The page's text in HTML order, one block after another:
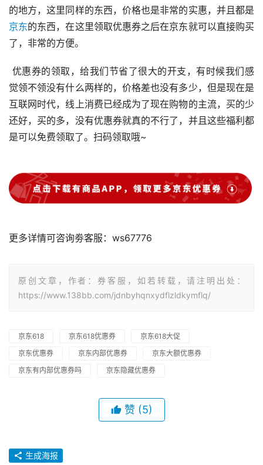
的地方，这里同样的东西，价格也是非常的实惠，并且都是
京东的东西，在这里领取优惠券之后在京东就可以直接购买
了，非常的方便。
觉领不领没有什么两样的，价格差也没有多少，但是现在是
互联网时代，线上消费已经成为了现在购物的主流，买的少
还好，买的多，没有优惠券就真的不行了，并且这些福利都
是可以免费领取了。扫码领取哦~
更多详情可咨询劵客服：ws67776
原创文章，作者：券客服，如若转载，请注明出处：
https://www.138bb.com/jdnbyhqnxydflzldkymflq/
京东618 京东618优惠券
京东618大促
京东优惠券
京东内部优惠券
京东大额优惠券
京东有内部优惠券吗
京东隐藏优惠券
赞 (5)
生成海报